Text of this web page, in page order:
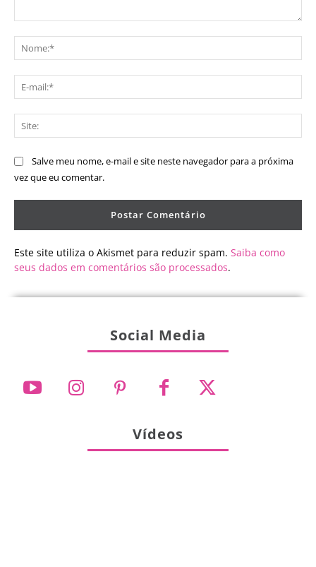
Salve meu nome, e-mail e site neste navegador para a próxima
vez que eu comentar.
Este site utiliza o Akismet para reduzir spam. Saiba como
seus dados em comentários são processados.
Social Media
Vídeos